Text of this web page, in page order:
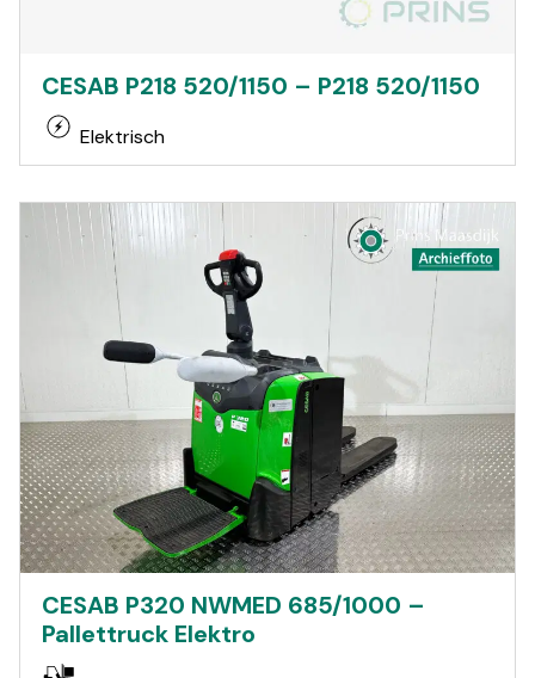
CESAB P218 520/1150 – P218 520/1150
Elektrisch
CESAB P320 NWMED 685/1000 –
Pallettruck Elektro